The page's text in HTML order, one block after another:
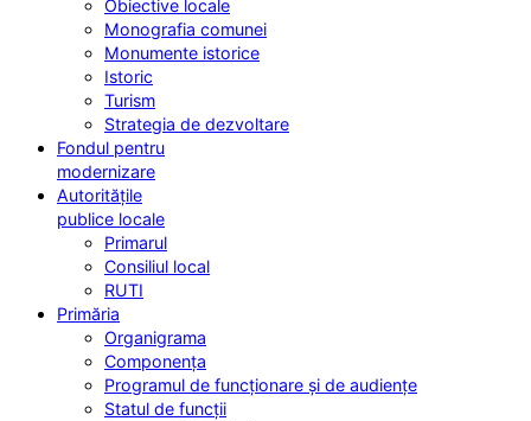
Obiective locale
Monografia comunei
Monumente istorice
Istoric
Turism
Strategia de dezvoltare
Fondul pentru
modernizare
Autoritățile
publice locale
Primarul
Consiliul local
RUTI
Primăria
Organigrama
Componența
Programul de funcționare și de audiențe
Statul de funcții